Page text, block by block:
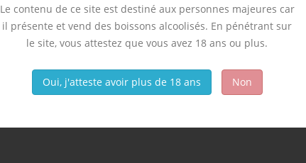
Le contenu de ce site est destiné aux personnes majeures car
il présente et vend des boissons alcoolisés. En pénétrant sur
le site, vous attestez que vous avez 18 ans ou plus.
Oui, j'atteste avoir plus de 18 ans Non